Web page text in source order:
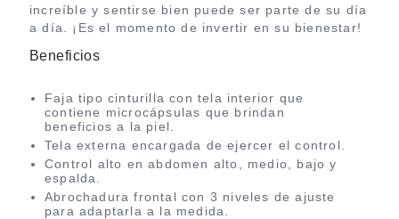
increíble y sentirse bien puede ser parte de su día
a día. ¡Es el momento de invertir en su bienestar!
Beneficios
Faja tipo cinturilla con tela interior que
contiene microcápsulas que brindan
beneficios a la piel.
Tela externa encargada de ejercer el control.
Control alto en abdomen alto, medio, bajo y
espalda.
Abrochadura frontal con 3 niveles de ajuste
para adaptarla a la medida.